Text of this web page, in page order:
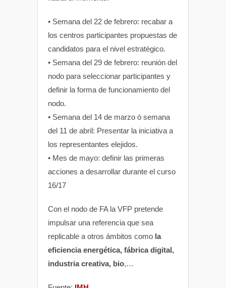
• Semana del 22 de febrero: recabar a
los centros participantes propuestas de
candidatos para el nivel estratégico.
• Semana del 29 de febrero: reunión del
nodo para seleccionar participantes y
definir la forma de funcionamiento del
nodo.
• Semana del 14 de marzo ó semana
del 11 de abril: Presentar la iniciativa a
los representantes elejidos.
• Mes de mayo: definir las primeras
acciones a desarrollar durante el curso
16/17
Con el nodo de FA la VFP pretende
impulsar una referencia que sea
replicable a otros ámbitos como la
eficiencia energética, fábrica digital,
industria creativa, bio,…